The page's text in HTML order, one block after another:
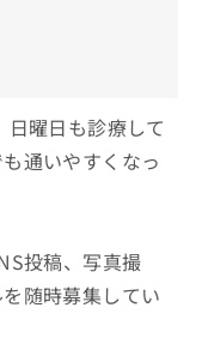
曜日も診療して
通いやすくなっ
投稿、写真撮
随時募集してい